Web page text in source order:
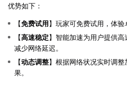
优势如下：
【免费试用】玩家可免费试用，体验
【高速稳定】智能加速为用户提供
减少网络延迟。
【动态调整】根据网络状况实时调
果。